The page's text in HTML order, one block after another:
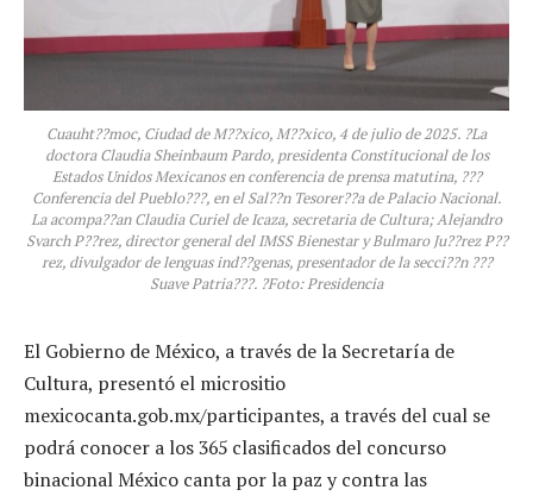
Cuauht??moc, Ciudad de M??xico, M??xico, 4 de julio de 2025. ?La
doctora Claudia Sheinbaum Pardo, presidenta Constitucional de los
Estados Unidos Mexicanos en conferencia de prensa matutina, ???
Conferencia del Pueblo???, en el Sal??n Tesorer??a de Palacio Nacional.
La acompa??an Claudia Curiel de Icaza, secretaria de Cultura; Alejandro
Svarch P??rez, director general del IMSS Bienestar y Bulmaro Ju??rez P??
rez, divulgador de lenguas ind??genas, presentador de la secci??n ???
Suave Patria???. ?Foto: Presidencia
El Gobierno de México, a través de la Secretaría de
Cultura, presentó el micrositio
mexicocanta.gob.mx/participantes, a través del cual se
podrá conocer a los 365 clasificados del concurso
binacional México canta por la paz y contra las